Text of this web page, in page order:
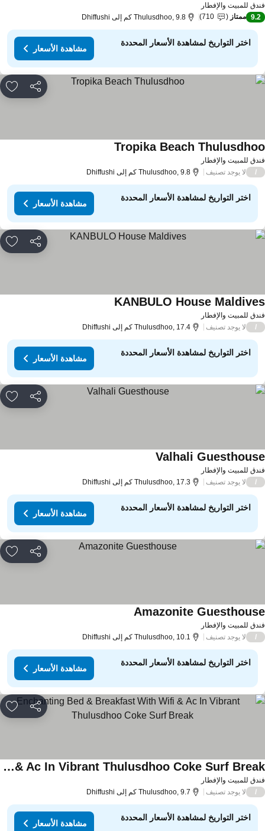
للمبيت والإفطار
9.2 ممتاز 710 Thulusdhoo, 9.8 كم إلى Dhiffushi
اختر التواريخ لمشاهدة الأسعار المحددة
مشاهدة الأسعار
مشاركة
للمبيت والإفطار
Tropika Beach
لا يوجد تصنيف Thulusdhoo, 9.8 كم إلى Dhiffushi
اختر التواريخ لمشاهدة الأسعار المحددة
مشاهدة الأسعار
مشاركة
للمبيت والإفطار
KANBULO House
لا يوجد تصنيف Thulusdhoo, 17.4 كم إلى Dhiffushi
اختر التواريخ لمشاهدة الأسعار المحددة
مشاهدة الأسعار
مشاركة
للمبيت والإفطار
Valhali
لا يوجد تصنيف Thulusdhoo, 17.3 كم إلى Dhiffushi
اختر التواريخ لمشاهدة الأسعار المحددة
مشاهدة الأسعار
مشاركة
للمبيت والإفطار
Amazonite
لا يوجد تصنيف Thulusdhoo, 10.1 كم إلى Dhiffushi
اختر التواريخ لمشاهدة الأسعار المحددة
مشاهدة الأسعار
مشاركة
للمبيت والإفطار
Enchanting Bed & Breakfast With Wifi & Ac In Vibrant Thulusdhoo Coke Surf Break
لا يوجد تصنيف Thulusdhoo, 9.7 كم إلى Dhiffushi
اختر التواريخ لمشاهدة الأسعار المحددة
مشاهدة الأسعار